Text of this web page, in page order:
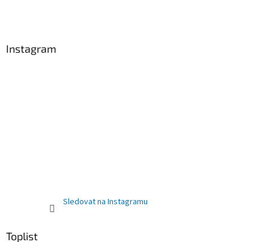
Instagram
Sledovat na Instagramu
Toplist